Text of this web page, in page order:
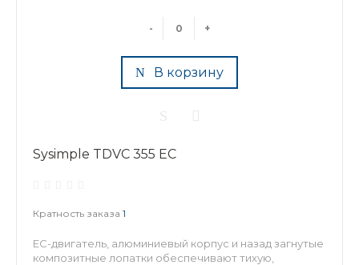
- +
В корзину
Sysimple TDVC 355 EC
Кратность заказа 1
EC-двигатель, алюминиевый корпус и назад загнутые
композитные лопатки обеспечивают тихую,